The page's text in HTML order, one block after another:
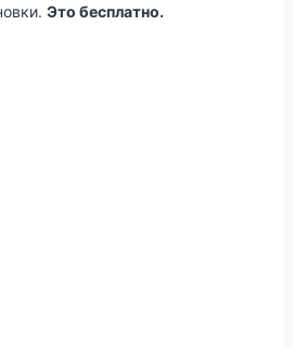
Это бесплатно.